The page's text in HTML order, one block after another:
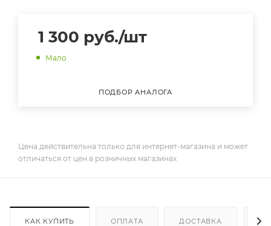
1 300 руб./шт
Мало
ПОДБОР АНАЛОГА
Цена действительна только для интернет-магазина и может
отличаться от цен в розничных магазинах
КАК КУПИТЬ ОПЛАТА ДОСТАВКА